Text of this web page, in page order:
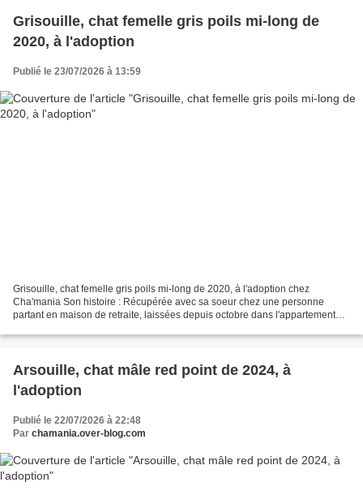
Grisouille, chat femelle gris poils mi-long de
2020, à l'adoption
Publié le 23/07/2026 à 13:59
Grisouille, chat femelle gris poils mi-long de 2020, à l'adoption chez
Cha'mania Son histoire : Récupérée avec sa soeur chez une personne
partant en maison de retraite, laissées depuis octobre dans l'appartement
Arsouille, chat mâle red point de 2024, à
l'adoption
Publié le 22/07/2026 à 22:48
Par chamania.over-blog.com